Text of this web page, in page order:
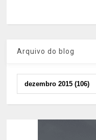
Arquivo do blog